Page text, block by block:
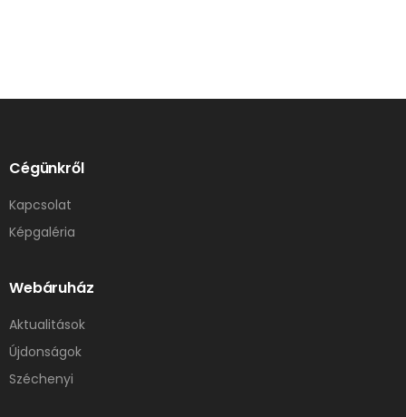
Cégünkről
Kapcsolat
Képgaléria
Webáruház
Aktualitások
Újdonságok
Széchenyi